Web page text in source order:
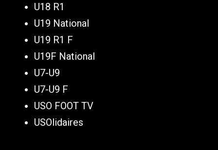
U18 R1
U19 National
U19 R1 F
U19F National
U7-U9
U7-U9 F
USO FOOT TV
USOlidaires